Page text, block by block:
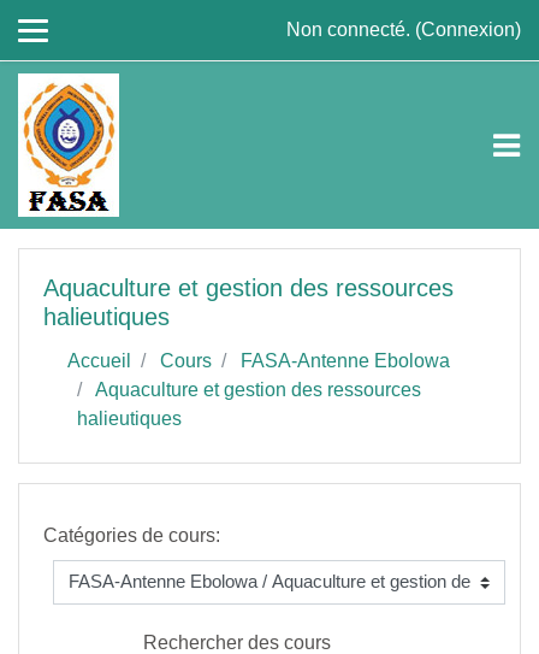
Non connecté. (Connexion)
Aquaculture et gestion des ressources
halieutiques
Accueil Cours
FASA-Antenne Ebolowa
Aquaculture et gestion des ressources
halieutiques
Catégories de cours:
Rechercher des cours